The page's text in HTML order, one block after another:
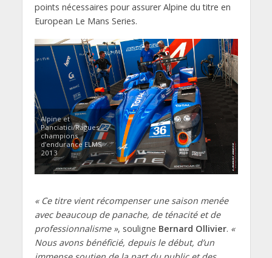
points nécessaires pour assurer Alpine du titre en
European Le Mans Series.
Alpine et
Panciatici/Ragues
champions
d’endurance ELMS
2013
« Ce titre vient récompenser une saison menée
avec beaucoup de panache, de ténacité et de
professionnalisme », souligne Bernard Ollivier. «
Nous avons bénéficié, depuis le début, d’un